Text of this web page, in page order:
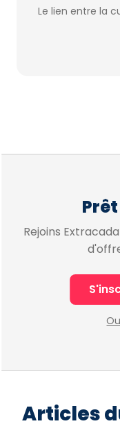
Le lien entre la
Rejoins
Articles